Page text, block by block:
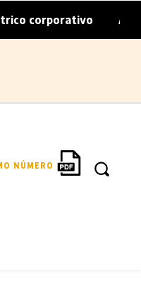
| Arval
NÚMERO